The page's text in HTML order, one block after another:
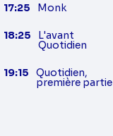
17:25 Monk
18:25 L'avant
Quotidien
19:15 Quotidien,
première partie